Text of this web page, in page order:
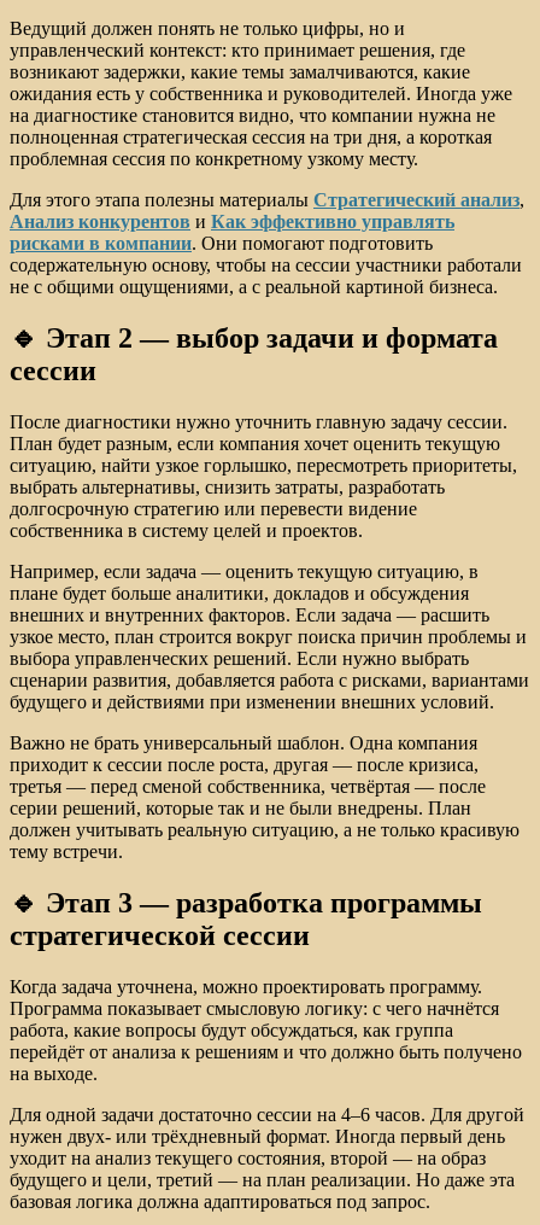
Ведущий должен понять не только цифры, но и
управленческий контекст: кто принимает решения, где
возникают задержки, какие темы замалчиваются, какие
ожидания есть у собственника и руководителей. Иногда уже
на диагностике становится видно, что компании нужна не
полноценная стратегическая сессия на три дня, а короткая
проблемная сессия по конкретному узкому месту.
Для этого этапа полезны материалы Стратегический анализ,
Анализ конкурентов и Как эффективно управлять
рисками в компании. Они помогают подготовить
содержательную основу, чтобы на сессии участники работали
не с общими ощущениями, а с реальной картиной бизнеса.
🔹 Этап 2 — выбор задачи и формата
сессии
После диагностики нужно уточнить главную задачу сессии.
План будет разным, если компания хочет оценить текущую
ситуацию, найти узкое горлышко, пересмотреть приоритеты,
выбрать альтернативы, снизить затраты, разработать
долгосрочную стратегию или перевести видение
собственника в систему целей и проектов.
Например, если задача — оценить текущую ситуацию, в
плане будет больше аналитики, докладов и обсуждения
внешних и внутренних факторов. Если задача — расшить
узкое место, план строится вокруг поиска причин проблемы и
выбора управленческих решений. Если нужно выбрать
сценарии развития, добавляется работа с рисками, вариантами
будущего и действиями при изменении внешних условий.
Важно не брать универсальный шаблон. Одна компания
приходит к сессии после роста, другая — после кризиса,
третья — перед сменой собственника, четвёртая — после
серии решений, которые так и не были внедрены. План
должен учитывать реальную ситуацию, а не только красивую
тему встречи.
🔹 Этап 3 — разработка программы
стратегической сессии
Когда задача уточнена, можно проектировать программу.
Программа показывает смысловую логику: с чего начнётся
работа, какие вопросы будут обсуждаться, как группа
перейдёт от анализа к решениям и что должно быть получено
на выходе.
Для одной задачи достаточно сессии на 4–6 часов. Для другой
нужен двух- или трёхдневный формат. Иногда первый день
уходит на анализ текущего состояния, второй — на образ
будущего и цели, третий — на план реализации. Но даже эта
базовая логика должна адаптироваться под запрос.